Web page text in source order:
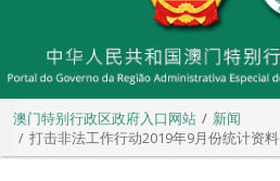
澳门特别行政区政府入口网站
新闻
打击非法工作行动2019年9月份统计资料